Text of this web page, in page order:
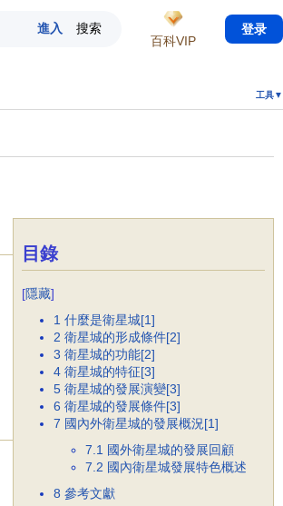
工具▼
目錄
[隱藏]
1 什麼是衛星城[1]
2 衛星城的形成條件[2]
3 衛星城的功能[2]
4 衛星城的特征[3]
5 衛星城的發展演變[3]
6 衛星城的發展條件[3]
7 國內外衛星城的發展概況[1]
7.1 國外衛星城的發展回顧
7.2 國內衛星城發展特色概述
8 參考文獻
百科VIP
登录